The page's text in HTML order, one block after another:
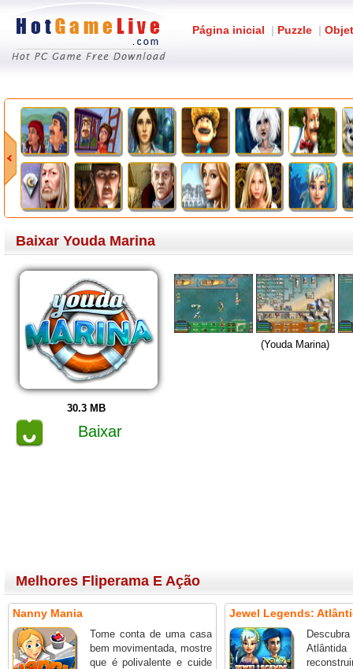
Página inicial | Puzzle |
Baixar Youda Marina
30.3 MB
Baixar
(Youda Marina)
Melhores Fliperama E Ação
Nanny Mania
Tome conta de uma casa
bem movimentada, mostre
que é polivalente e cuide
Jewel Legends: